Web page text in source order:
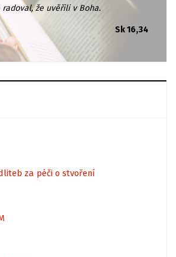
že uvěřili v Boha.
Sk 16,34
za péči o stvoření